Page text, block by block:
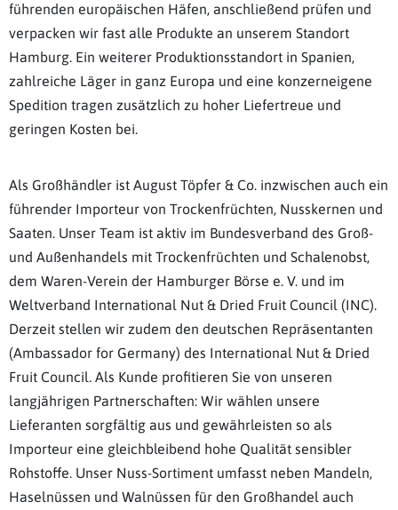
führenden europäischen Häfen, anschließend prüfen und
verpacken wir fast alle Produkte an unserem Standort
Hamburg. Ein weiterer Produktionsstandort in Spanien,
zahlreiche Läger in ganz Europa und eine konzerneigene
Spedition tragen zusätzlich zu hoher Liefertreue und
geringen Kosten bei.
Als Großhändler ist August Töpfer & Co. inzwischen auch ein
führender Importeur von Trockenfrüchten, Nusskernen und
Saaten. Unser Team ist aktiv im Bundesverband des Groß-
und Außenhandels mit Trockenfrüchten und Schalenobst,
dem Waren-Verein der Hamburger Börse e. V. und im
Weltverband International Nut & Dried Fruit Council (INC).
Derzeit stellen wir zudem den deutschen Repräsentanten
(Ambassador for Germany) des International Nut & Dried
Fruit Council. Als Kunde profitieren Sie von unseren
langjährigen Partnerschaften: Wir wählen unsere
Lieferanten sorgfältig aus und gewährleisten so als
Importeur eine gleichbleibend hohe Qualität sensibler
Rohstoffe. Unser Nuss-Sortiment umfasst neben Mandeln,
Haselnüssen und Walnüssen für den Großhandel auch